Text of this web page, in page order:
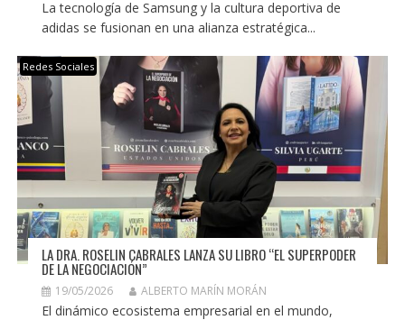
La tecnología de Samsung y la cultura deportiva de
adidas se fusionan en una alianza estratégica...
Redes Sociales
LA DRA. ROSELIN CABRALES LANZA SU LIBRO “EL SUPERPODER
DE LA NEGOCIACIÓN”
19/05/2026 ALBERTO MARÍN MORÁN
El dinámico ecosistema empresarial en el mundo,